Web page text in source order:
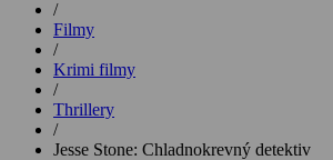
/
Filmy
/
Krimi filmy
/
Thrillery
/
Jesse Stone: Chladnokrevný detektiv